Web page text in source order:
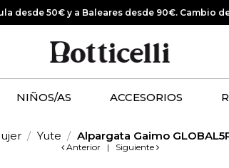
desde 50€ y a Baleares desde 90€. Cambio
NIÑOS/AS ACCESORIOS
Yute Alpargata Gaimo
Anterior | Siguiente